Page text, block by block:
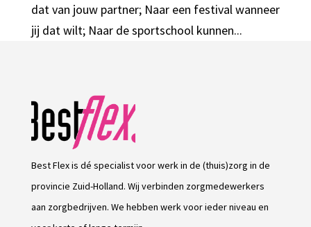
dat van jouw partner; Naar een festival wanneer
jij dat wilt; Naar de sportschool kunnen...
Best Flex is dé specialist voor werk in de (thuis)zorg in de
provincie Zuid-Holland. Wij verbinden zorgmedewerkers
aan zorgbedrijven. We hebben werk voor ieder niveau en